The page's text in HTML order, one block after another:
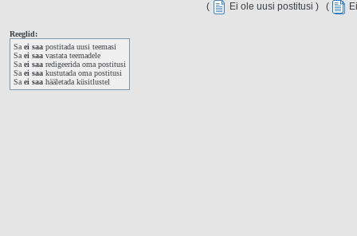
(
Ei ole uusi postitusi ) (
Reeglid:
Sa ei saa postitada uusi teemasi
Sa ei saa vastata teemadele
Sa ei saa redigeerida oma postitusi
Sa ei saa kustutada oma postitusi
Sa ei saa hääletada küsitlustel